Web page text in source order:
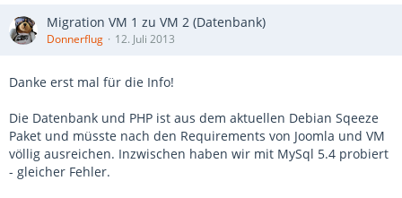
Migration VM 1 zu VM 2 (Datenbank)
Donnerflug 12. Juli 2013
Danke erst mal für die Info!
Die Datenbank und PHP ist aus dem aktuellen Debian Sqeeze
Paket und müsste nach den Requirements von Joomla und VM
völlig ausreichen. Inzwischen haben wir mit MySql 5.4 probiert
- gleicher Fehler.